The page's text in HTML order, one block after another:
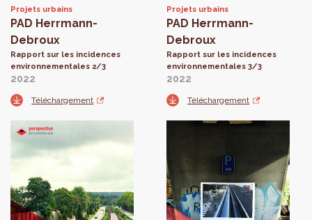
Projets urbains
PAD Herrmann-
Debroux
Rapport sur les incidences
environnementales 2/3
2022
Téléchargement
Projets urbains
PAD Herrmann-
Debroux
Rapport sur les incidences
environnementales 3/3
2022
Téléchargement